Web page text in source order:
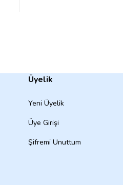
Üyelik
Yeni Üyelik
Üye Girişi
Şifremi Unuttum